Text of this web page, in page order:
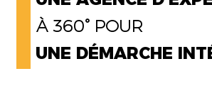
À 360° POUR
UNE DÉMARCHE